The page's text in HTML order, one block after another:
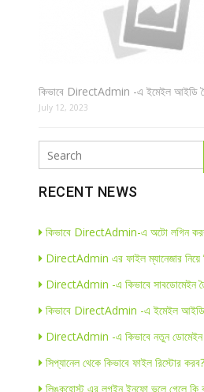
কিভাবে DirectAdmin -এ ইমেইল আইডি
July 12, 2023
Search
RECENT NEWS
কিভাবে DirectAdmin-এ অটো লগিন
DirectAdmin এর ফাইল ম্যানেজার নিয়ে
DirectAdmin -এ কিভাবে সাবডোমেইন
কিভাবে DirectAdmin -এ ইমেইল আইডি
DirectAdmin -এ কিভাবে নতুন
সিপ্যানেল থেকে কিভাবে ফাইল রিস্টোর করব?
লিঙ্কহোস্ট এর লগইন ইনফো ভুলে গেলে কি